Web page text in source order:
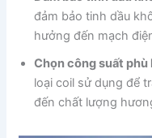
đảm bảo tinh dầu
hưởng đến mạch
Chọn công suất phù
loại coil sử dụng để
đến chất lượng